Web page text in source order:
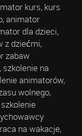
kurs, kurs
animator
dla dzieci,
z dziećmi,
zabaw
na
animatorów,
wolnego,
na wakacje,